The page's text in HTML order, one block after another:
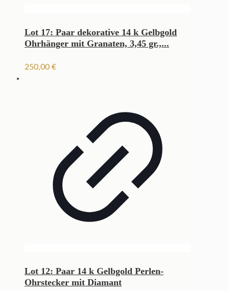
Lot 17: Paar dekorative 14 k Gelbgold
Ohrhänger mit Granaten, 3,45 gr.,...
250,00 €
Lot 12: Paar 14 k Gelbgold Perlen-
Ohrstecker mit Diamant